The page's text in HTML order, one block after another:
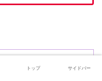
トップ サイドバー